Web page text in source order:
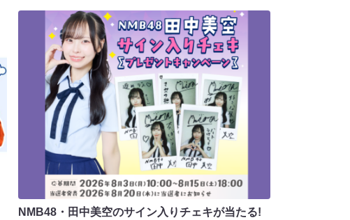
NMB48・田中美空のサイン入りチェキが当たる!